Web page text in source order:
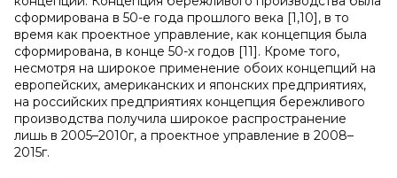
сформирована в 50-е года прошлого века [1,10], в то
время как проектное управление, как концепция была
сформирована, в конце 50-х годов [11]. Кроме того,
несмотря на широкое применение обоих концепций на
европейских, американских и японских предприятиях,
на российских предприятиях концепция бережливого
производства получила широкое распространение
лишь в 2005–2010г, а проектное управление в 2008–
2015г.